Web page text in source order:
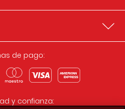
de pago:
y confianza: